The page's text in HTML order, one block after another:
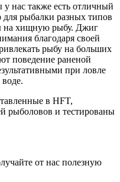
нас также есть отличный
рыбалки разных типов
на хищную рыбу. Джиг
благодаря своей
рыбу на больших
поведение раненой
при ловле
в HFT,
рыболовов и тестированы
от нас полезную